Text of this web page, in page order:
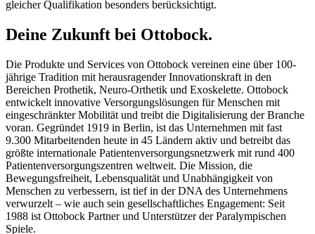
gleicher Qualifikation besonders berücksichtigt.
Deine Zukunft bei Ottobock.
Die Produkte und Services von Ottobock vereinen eine über 100-
jährige Tradition mit herausragender Innovationskraft in den
Bereichen Prothetik, Neuro-Orthetik und Exoskelette. Ottobock
entwickelt innovative Versorgungslösungen für Menschen mit
eingeschränkter Mobilität und treibt die Digitalisierung der Branche
voran. Gegründet 1919 in Berlin, ist das Unternehmen mit fast
9.300 Mitarbeitenden heute in 45 Ländern aktiv und betreibt das
größte internationale Patientenversorgungsnetzwerk mit rund 400
Patientenversorgungszentren weltweit. Die Mission, die
Bewegungsfreiheit, Lebensqualität und Unabhängigkeit von
Menschen zu verbessern, ist tief in der DNA des Unternehmens
verwurzelt – wie auch sein gesellschaftliches Engagement: Seit
1988 ist Ottobock Partner und Unterstützer der Paralympischen
Spiele.